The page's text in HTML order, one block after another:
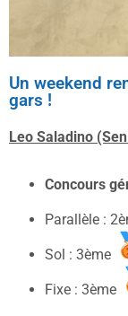
Un weekend
gars !
Leo Saladino
Concours
Parallèle :
Sol : 3ème
Fixe : 3ème